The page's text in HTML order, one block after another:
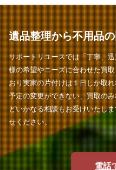
遺品整理から不用品
サポートリユースでは「丁寧、
様の希望やニーズに合わせた買
おり実家の片付けは１日しか取
予定の変更ができない、買取の
どいかなる相談もお受けいたし
せください。
電話